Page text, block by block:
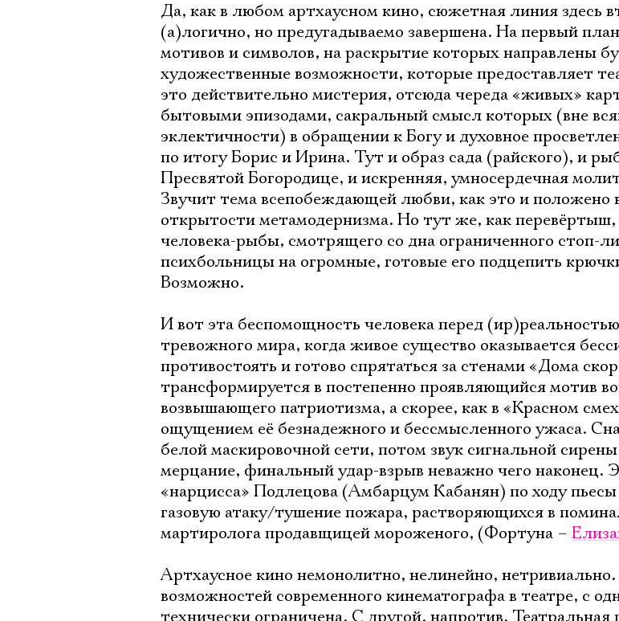
Да, как в любом артхаусном кино, сюжетная линия здесь
(а)логично, но предугадываемо завершена. На первый
мотивов и символов, на раскрытие которых направлены
художественные возможности, которые предоставляет
это действительно мистерия, отсюда череда «живых»
бытовыми эпизодами, сакральный смысл которых (вне
эклектичности) в обращении к Богу и духовное
по итогу Борис и Ирина. Тут и образ сада (райского), и
Пресвятой Богородице, и искренняя, умносердечная
Звучит тема всепобеждающей любви, как это и положено
открытости метамодернизма. Но тут же, как перевёртыш,
человека-рыбы, смотрящего со дна ограниченного стоп-
психбольницы на огромные, готовые его подцепить
Возможно.
И вот эта беспомощность человека перед
тревожного мира, когда живое существо оказывается
противостоять и готово спрятаться за стенами «Дома
трансформируется в постепенно проявляющийся мотив
возвышающего патриотизма, а скорее, как в «Красном
ощущением её безнадежного и бессмысленного ужаса.
белой маскировочной сети, потом звук сигнальной
мерцание, финальный удар-взрыв неважно чего наконец.
«нарцисса» Подлецова (Амбарцум Кабанян) по ходу
газовую атаку/тушение пожара, растворяющихся в
мартиролога продавщицей мороженого, (Фортуна –
Артхаусное кино немонолитно, нелинейно, нетривиально.
возможностей современного кинематографа в театре, с